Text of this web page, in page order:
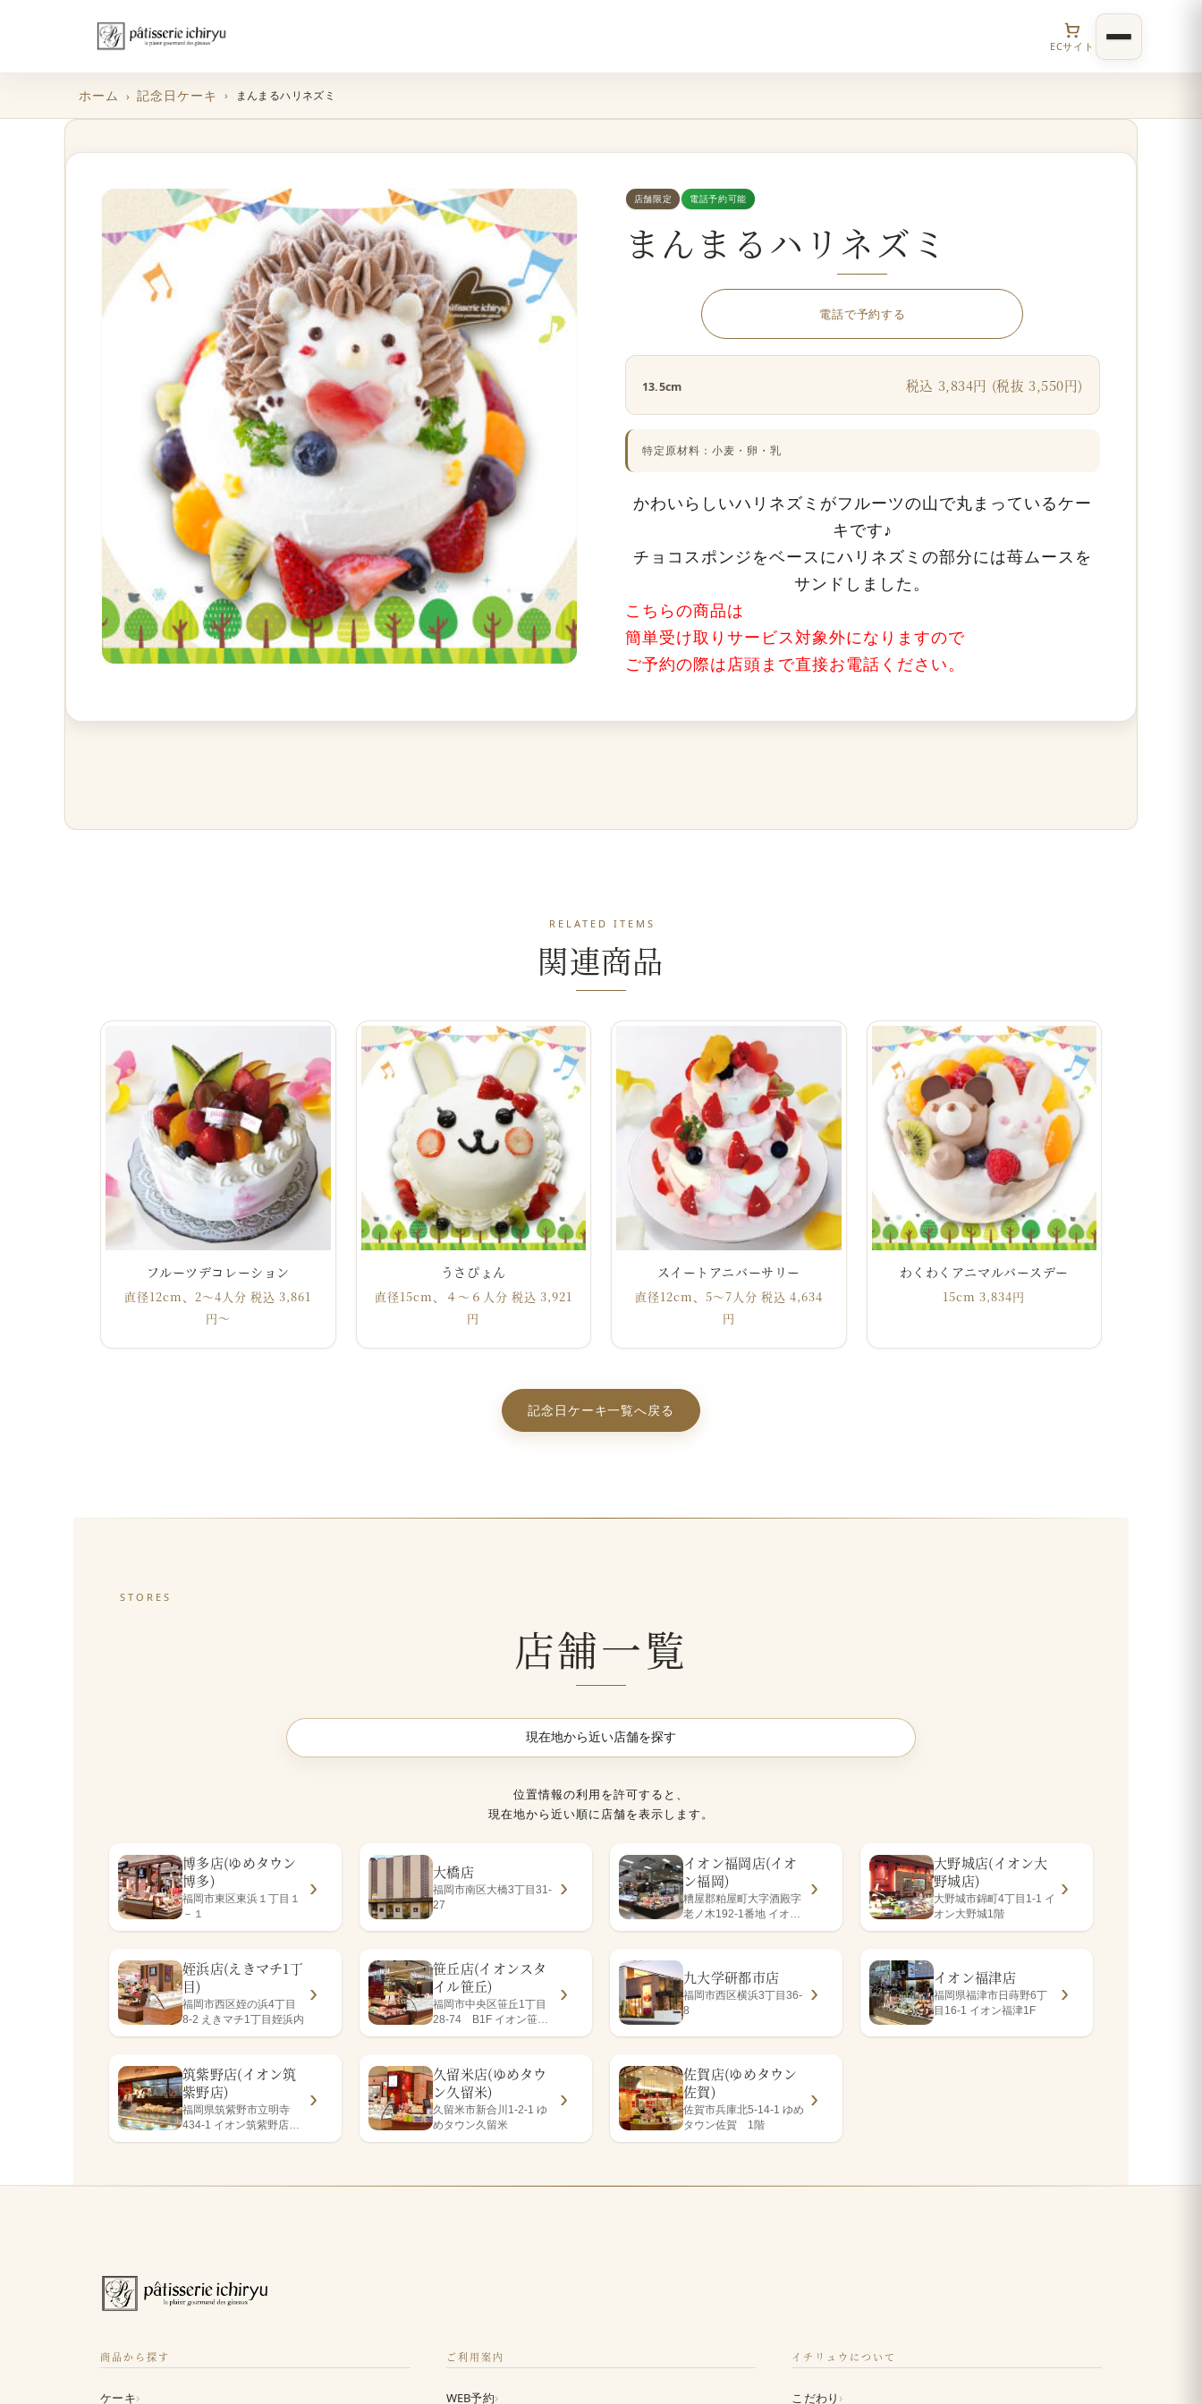
ECサイト
ホーム 記念日ケーキ まんまるハリネズミ
店舗限定 電話予約可能
まんまるハリネズミ
電話で予約する
13.5cm 税込 3,834円 (税抜 3,550円)
特定原材料：小麦・卵・乳
かわいらしいハリネズミがフルーツの山で丸まっているケー
キです♪
チョコスポンジをベースにハリネズミの部分には苺ムースを
サンドしました。
こちらの商品は
簡単受け取りサービス対象外になりますので
ご予約の際は店頭まで直接お電話ください。
RELATED ITEMS
関連商品
フルーツデコレーション
直径12cm、2～4人分 税込 3,861
円〜
うさぴょん
直径15cm、４〜６人分 税込 3,921
円
スイートアニバーサリー
直径12cm、5～7人分 税込 4,634
円
わくわくアニマルバースデー
15cm 3,834円
記念日ケーキ一覧へ戻る
STORES
店舗一覧
現在地から近い店舗を探す
位置情報の利用を許可すると、
現在地から近い順に店舗を表示します。
博多店(ゆめタウン
博多)
福岡市東区東浜１丁目１
－１
大橋店
福岡市南区大橋3丁目31-
27
イオン福岡店(イオ
ン福岡)
糟屋郡粕屋町大字酒殿字
老ノ木192-1番地 イオン
福岡店1階
大野城店(イオン大
野城店)
大野城市錦町4丁目1-1 イ
オン大野城1階
姪浜店(えきマチ1丁
目)
福岡市西区姪の浜4丁目
8-2 えきマチ1丁目姪浜内
笹丘店(イオンスタ
イル笹丘)
福岡市中央区笹丘1丁目
28-74 B1F イオン笹丘
店内
九大学研都市店
福岡市西区横浜3丁目36-
8
イオン福津店
福岡県福津市日蒔野6丁
目16-1 イオン福津1F
筑紫野店(イオン筑
紫野店)
福岡県筑紫野市立明寺
434-1 イオン筑紫野店1
階
久留米店(ゆめタウ
ン久留米)
久留米市新合川1-2-1 ゆ
めタウン久留米
佐賀店(ゆめタウン
佐賀)
佐賀市兵庫北5-14-1 ゆめ
タウン佐賀 1階
商品から探す
ケーキ›
ご利用案内
WEB予約›
イチリュウについて
こだわり ›